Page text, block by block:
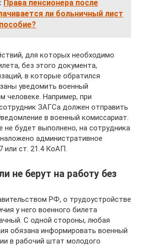
Права пенсионера после
ли больничный лист
для которых необходимо
без этого документа,
в которые обратился
уведомить военный
человеке. Например, при
ЗАГСа должен отправить
в военный комиссариат.
не будет выполнено, на сотрудника
административное
или ст. 21.4 КоАП.
не берут на работу без
РФ, о трудоустройстве
у него военного билета
С одной стороны, любая
обязана информировать военный
в рабочий штат молодого